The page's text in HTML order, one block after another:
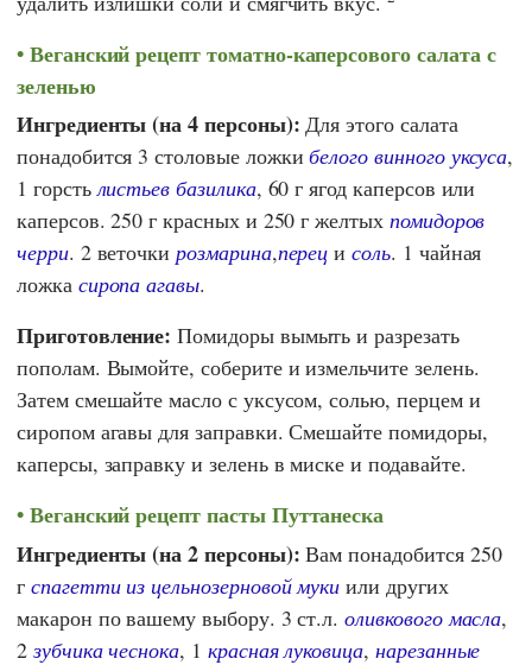
Веганский рецепт томатно-каперсового салата с
зеленью
Ингредиенты (на 4 персоны): Для этого салата
понадобится 3 столовые ложкибелого винного уксуса,
1 горстьлистьев базилика, 60 г ягод каперсов или
каперсов. 250 г красных и 250 г желтых помидоров
черри. 2 веточкирозмарина,перец исоль. 1 чайная
ложка сиропа агавы.
Приготовление: Помидоры вымыть и разрезать
пополам. Вымойте, соберите и измельчите зелень.
Затем смешайте масло с уксусом, солью, перцем и
сиропом агавы для заправки. Смешайте помидоры,
каперсы, заправку и зелень в миске и подавайте.
Веганский рецепт пасты Путтанеска
Ингредиенты (на 2 персоны): Вам понадобится 250
г спагетти из цельнозерновой муки или других
макарон по вашему выбору. 3 ст.л.оливкового масла,
2зубчика чеснока, 1 красная луковица, нарезанные